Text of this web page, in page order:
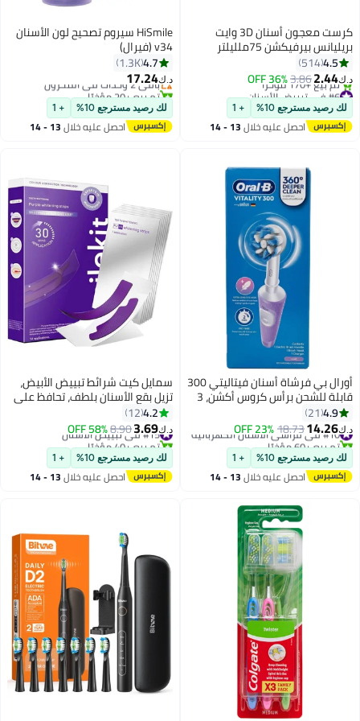
كرست معجون أسنان 3D وايت
بريليانس بيرفيكشن 75ملليلتر
4.5
514
د.ك‏2.44
3.86
36% OFF
#6 في تبييض الأسنان
بتخلّص بسرعة
تم بيع +170 مؤخرًا
#6 في تبييض الأسنان
لك رصيد مسترجع 10% + 1
احصل عليه خلال 13 - 14
HiSmile سيروم تصحيح لون الأسنان
v34 (فيرال)
4.7
1.3K
د.ك‏17.24
باقي 2 وحدات في المخزون
تم بيع +20 مؤخرًا
باقي 2 وحدات في المخزون
لك رصيد مسترجع 10% + 1
احصل عليه خلال 13 - 14
أورال بي فرشاة أسنان فيتاليتي 300
قابلة للشحن برأس كروس أكشن، 3
أوضاع تنظيف ومؤقت مدمج
لدقيقتين
4.9
21
د.ك‏14.26
18.73
23% OFF #10 في فراشي الأسنان الكهربائية
تم بيع +60 مؤخرًا
#10 في فراشي الأسنان الكهربائية
لك رصيد مسترجع 10% + 1
احصل عليه خلال 13 - 14
سمايل كيت شرائط تبييض الأبيض،
تزيل بقع الأسنان بلطف، تحافظ على
طلاء الأسنان، تستخدم تقنية التبييض
المتقدمة 9D لخلق ابتسامة أكثر
إشراقًا، آمنة لطلاء الأسنان
الحساسة، 28 شريطًا.
4.2
12
د.ك‏3.69
8.90
58% OFF #15 في تبييض الأسنان
تم بيع +40 مؤخرًا
#15 في تبييض الأسنان
لك رصيد مسترجع 10% + 1
احصل عليه خلال 13 - 14